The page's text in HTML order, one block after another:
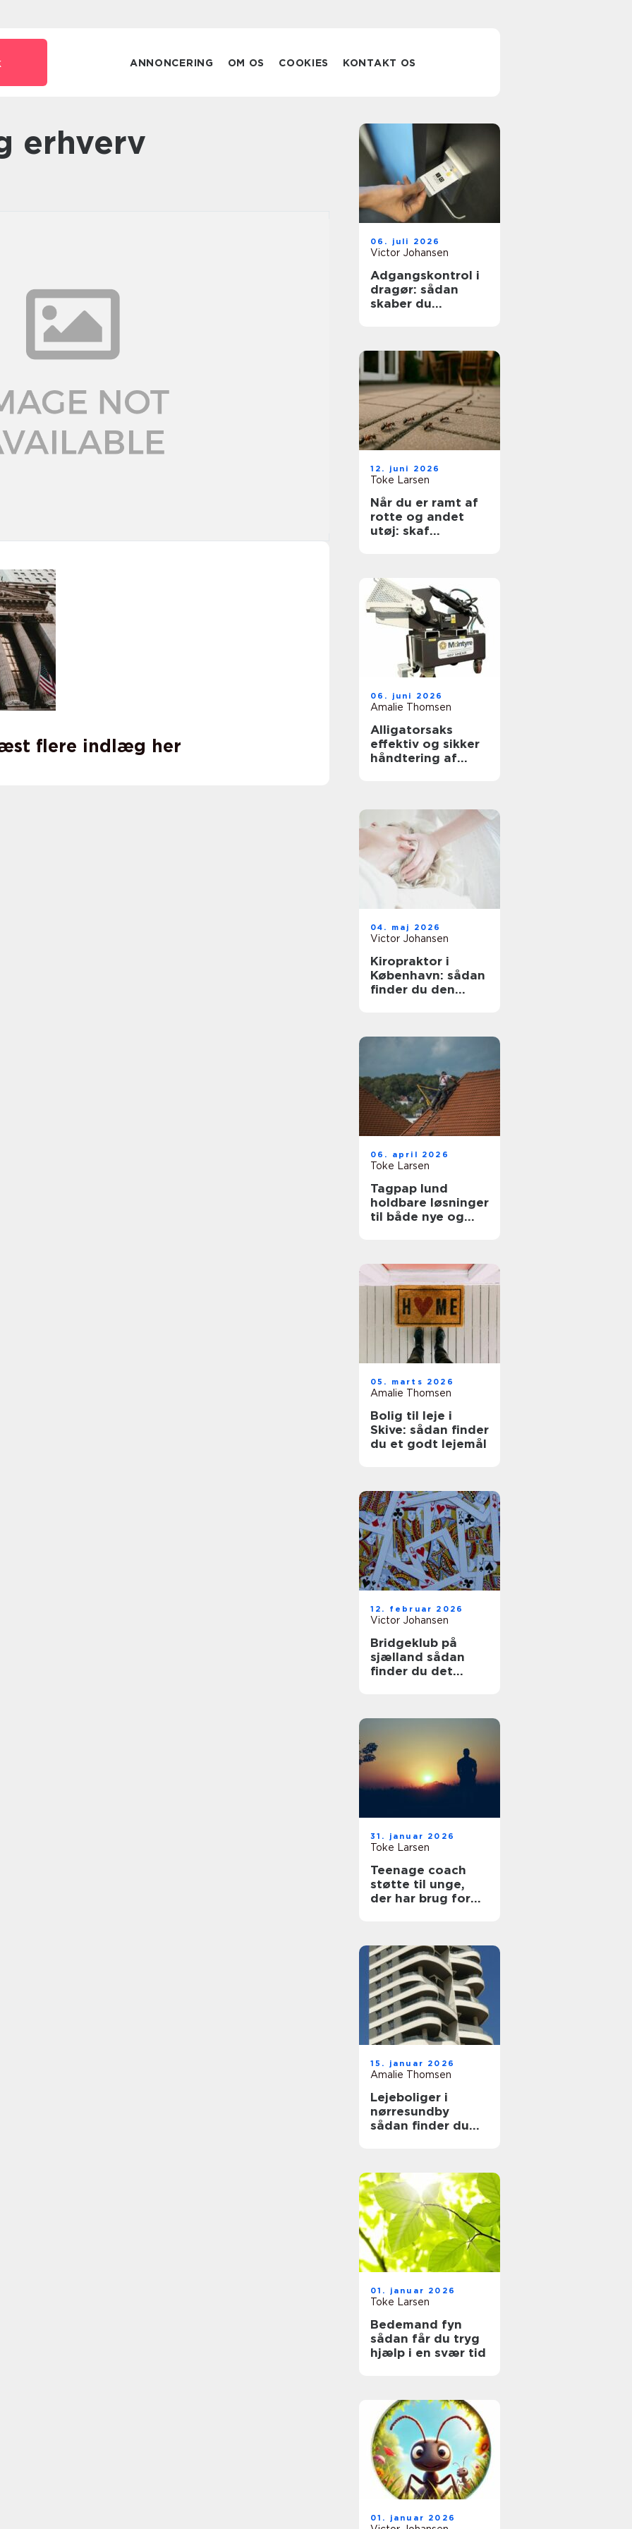
ANNONCERING OM OS COOKIES KONTAKT OS
erhverv
flere indlæg her
06. juli 2026
Victor Johansen
Adgangskontrol i
dragør: sådan
skaber du
12. juni 2026
Toke Larsen
Når du er ramt af
rotte og andet
utøj: skaf
06. juni 2026
Amalie Thomsen
Alligatorsaks
effektiv og sikker
håndtering af
04. maj 2026
Victor Johansen
Kiropraktor i
København: sådan
finder du den
06. april 2026
Toke Larsen
Tagpap lund
holdbare løsninger
til både nye og
05. marts 2026
Amalie Thomsen
Bolig til leje i
Skive: sådan finder
du et godt lejemål
12. februar 2026
Victor Johansen
Bridgeklub på
sjælland sådan
finder du det
31. januar 2026
Toke Larsen
Teenage coach
støtte til unge,
der har brug for
15. januar 2026
Amalie Thomsen
Lejeboliger i
nørresundby
sådan finder du
01. januar 2026
Toke Larsen
Bedemand fyn
sådan får du tryg
hjælp i en svær tid
01. januar 2026